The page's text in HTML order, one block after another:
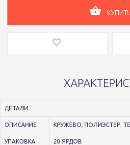
ДЕТАЛИ
ОПИСАНИЕ КРУЖЕВО, ПОЛИЭСТЕР.
УПАКОВКА 20 ЯРДОВ